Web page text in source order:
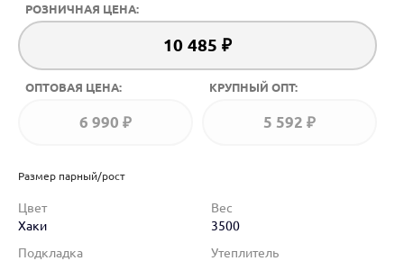
РОЗНИЧНАЯ ЦЕНА:
10 485 ₽
ОПТОВАЯ ЦЕНА:
6 990 ₽
КРУПНЫЙ ОПТ:
5 592 ₽
Размер парный/рост
Цвет
Хаки
Вес
3500
Подкладка
Утеплитель